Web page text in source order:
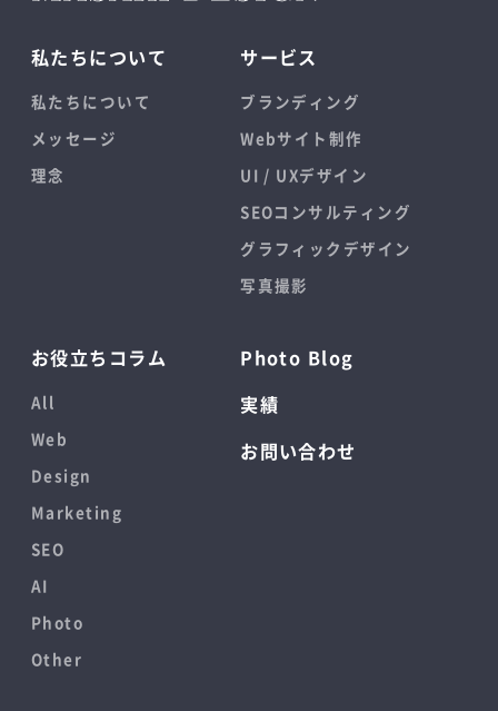
私たちについて
私たちについて
メッセージ
理念
サービス
ブランディング
Webサイト制作
UI / UXデザイン
SEOコンサルティング
グラフィックデザイン
写真撮影
お役立ちコラム
All
Web
Design
Marketing
SEO
AI
Photo
Other
Photo Blog
実績
お問い合わせ